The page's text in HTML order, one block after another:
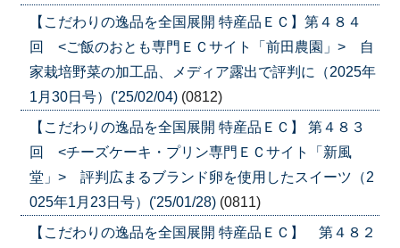
【こだわりの逸品を全国展開 特産品ＥＣ】第４８４
回 <ご飯のおとも専門ＥＣサイト「前田農園」> 自
家栽培野菜の加工品、メディア露出で評判に（2025年
1月30日号）('25/02/04) (0812)
【こだわりの逸品を全国展開 特産品ＥＣ】 第４８３
回 <チーズケーキ・プリン専門ＥＣサイト「新風
堂」> 評判広まるブランド卵を使用したスイーツ（2
025年1月23日号）('25/01/28) (0811)
【こだわりの逸品を全国展開 特産品ＥＣ】 第４８２